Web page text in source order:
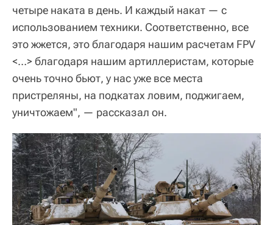
четыре наката в день. И каждый накат — с
использованием техники. Соответственно, все
это жжется, это благодаря нашим расчетам FPV
<…> благодаря нашим артиллеристам, которые
очень точно бьют, у нас уже все места
пристреляны, на подкатах ловим, поджигаем,
уничтожаем", — рассказал он.